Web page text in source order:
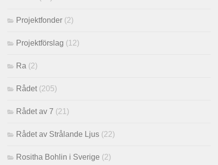
Projektfonder (2)
Projektförslag (12)
Ra (2)
Rådet (205)
Rådet av 7 (21)
Rådet av Strålande Ljus (22)
Rositha Bohlin i Sverige (2)